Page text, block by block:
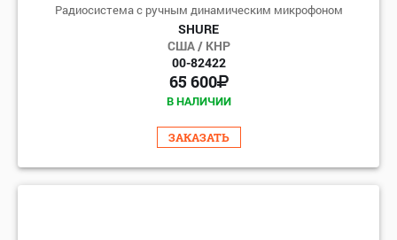
Радиосистема с ручным динамическим микрофоном
SHURE
США / КНР
00-82422
65 600
В НАЛИЧИИ
ЗАКАЗАТЬ